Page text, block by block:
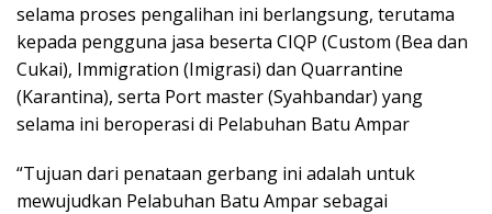
selama proses pengalihan ini berlangsung, terutama
kepada pengguna jasa beserta CIQP (Custom (Bea dan
Cukai), Immigration (Imigrasi) dan Quarrantine
(Karantina), serta Port master (Syahbandar) yang
selama ini beroperasi di Pelabuhan Batu Ampar
“Tujuan dari penataan gerbang ini adalah untuk
mewujudkan Pelabuhan Batu Ampar sebagai